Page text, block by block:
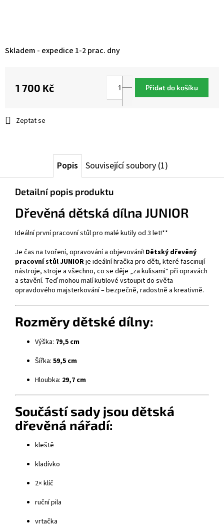
Zeptat se
Skladem - expedice 1-2 prac. dny
1 700 Kč Přidat do košíku
Popis Související soubory (1)
Detailní popis produktu
Dřevěná dětská dílna JUNIOR
Ideální první pracovní stůl pro malé kutily od 3 let!**
Je čas na tvoření, opravování a objevování! Dětský dřevěný
pracovní stůl JUNIORje ideální hračka pro děti, které fascinují
nástroje, stroje a všechno, co se děje „za kulisami“ při opravách
a stavění. Teď mohou malí kutilové vstoupit do světa
opravdového majsterkování – bezpečně, radostně a kreativně.
Rozměry dětské dílny:
Výška: 79,5 cm
Šířka: 59,5 cm
Hloubka: 29,7 cm
Součástí sady jsou dětská
dřevěná nářadí:
kleště
kladívko
2× klíč
ruční pila
vrtačka